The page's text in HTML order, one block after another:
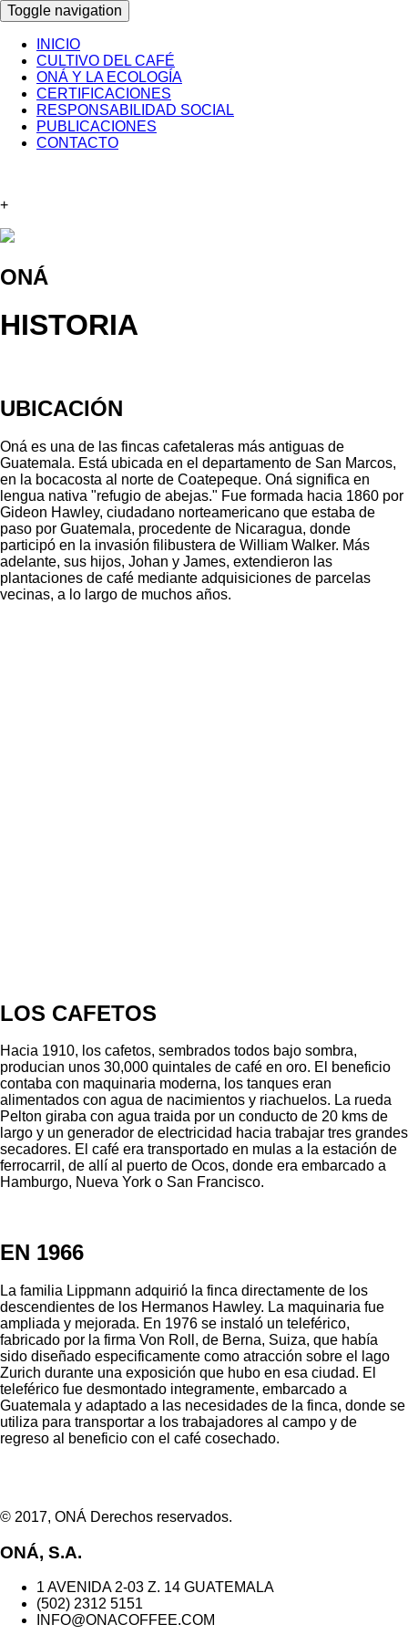
Toggle navigation
INICIO
CULTIVO DEL CAFÉ
ONÁ Y LA ECOLOGÍA
CERTIFICACIONES
RESPONSABILIDAD SOCIAL
PUBLICACIONES
CONTACTO
+
ONÁ
HISTORIA
UBICACIÓN
Oná es una de las fincas cafetaleras más antiguas de
Guatemala. Está ubicada en el departamento de San Marcos,
en la bocacosta al norte de Coatepeque. Oná significa en
lengua nativa "refugio de abejas." Fue formada hacia 1860 por
Gideon Hawley, ciudadano norteamericano que estaba de
paso por Guatemala, procedente de Nicaragua, donde
participó en la invasión filibustera de William Walker. Más
adelante, sus hijos, Johan y James, extendieron las
plantaciones de café mediante adquisiciones de parcelas
vecinas, a lo largo de muchos años.
LOS CAFETOS
Hacia 1910, los cafetos, sembrados todos bajo sombra,
producian unos 30,000 quintales de café en oro. El beneficio
contaba con maquinaria moderna, los tanques eran
alimentados con agua de nacimientos y riachuelos. La rueda
Pelton giraba con agua traida por un conducto de 20 kms de
largo y un generador de electricidad hacia trabajar tres grandes
secadores. El café era transportado en mulas a la estación de
ferrocarril, de allí al puerto de Ocos, donde era embarcado a
Hamburgo, Nueva York o San Francisco.
EN 1966
La familia Lippmann adquirió la finca directamente de los
descendientes de los Hermanos Hawley. La maquinaria fue
ampliada y mejorada. En 1976 se instaló un teleférico,
fabricado por la firma Von Roll, de Berna, Suiza, que había
sido diseñado especificamente como atracción sobre el lago
Zurich durante una exposición que hubo en esa ciudad. El
teleférico fue desmontado integramente, embarcado a
Guatemala y adaptado a las necesidades de la finca, donde se
utiliza para transportar a los trabajadores al campo y de
regreso al beneficio con el café cosechado.
© 2017, ONÁ Derechos reservados.
ONÁ, S.A.
1 AVENIDA 2-03 Z. 14 GUATEMALA
(502) 2312 5151
INFO@ONACOFFEE.COM